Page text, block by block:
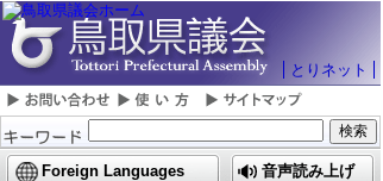
とりネット
Foreign Languages 音声読み上げ